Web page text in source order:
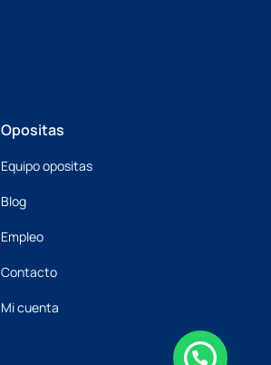
Opositas
Equipo opositas
Blog
Empleo
Contacto
Mi cuenta